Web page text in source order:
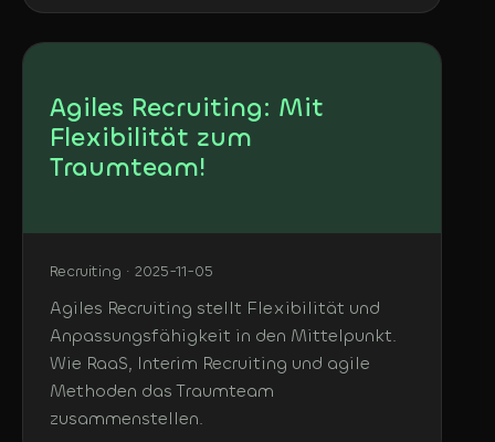
Agiles Recruiting: Mit
Flexibilität zum
Traumteam!
Recruiting · 2025-11-05
Agiles Recruiting stellt Flexibilität und
Anpassungsfähigkeit in den Mittelpunkt.
Wie RaaS, Interim Recruiting und agile
Methoden das Traumteam
zusammenstellen.